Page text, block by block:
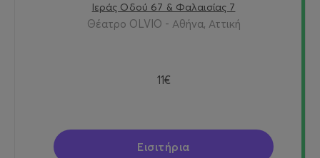
Ιεράς Οδού 67 & Φαλαισίας 7
Θέατρο OLVIO - Αθήνα, Αττική
11€
Εισιτήρια